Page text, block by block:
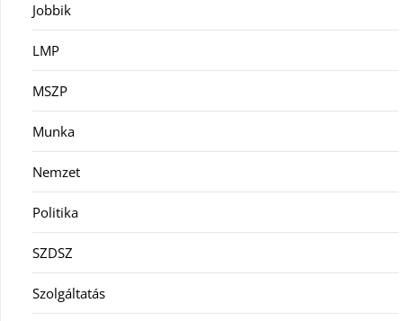
Jobbik
LMP
MSZP
Munka
Nemzet
Politika
SZDSZ
Szolgáltatás